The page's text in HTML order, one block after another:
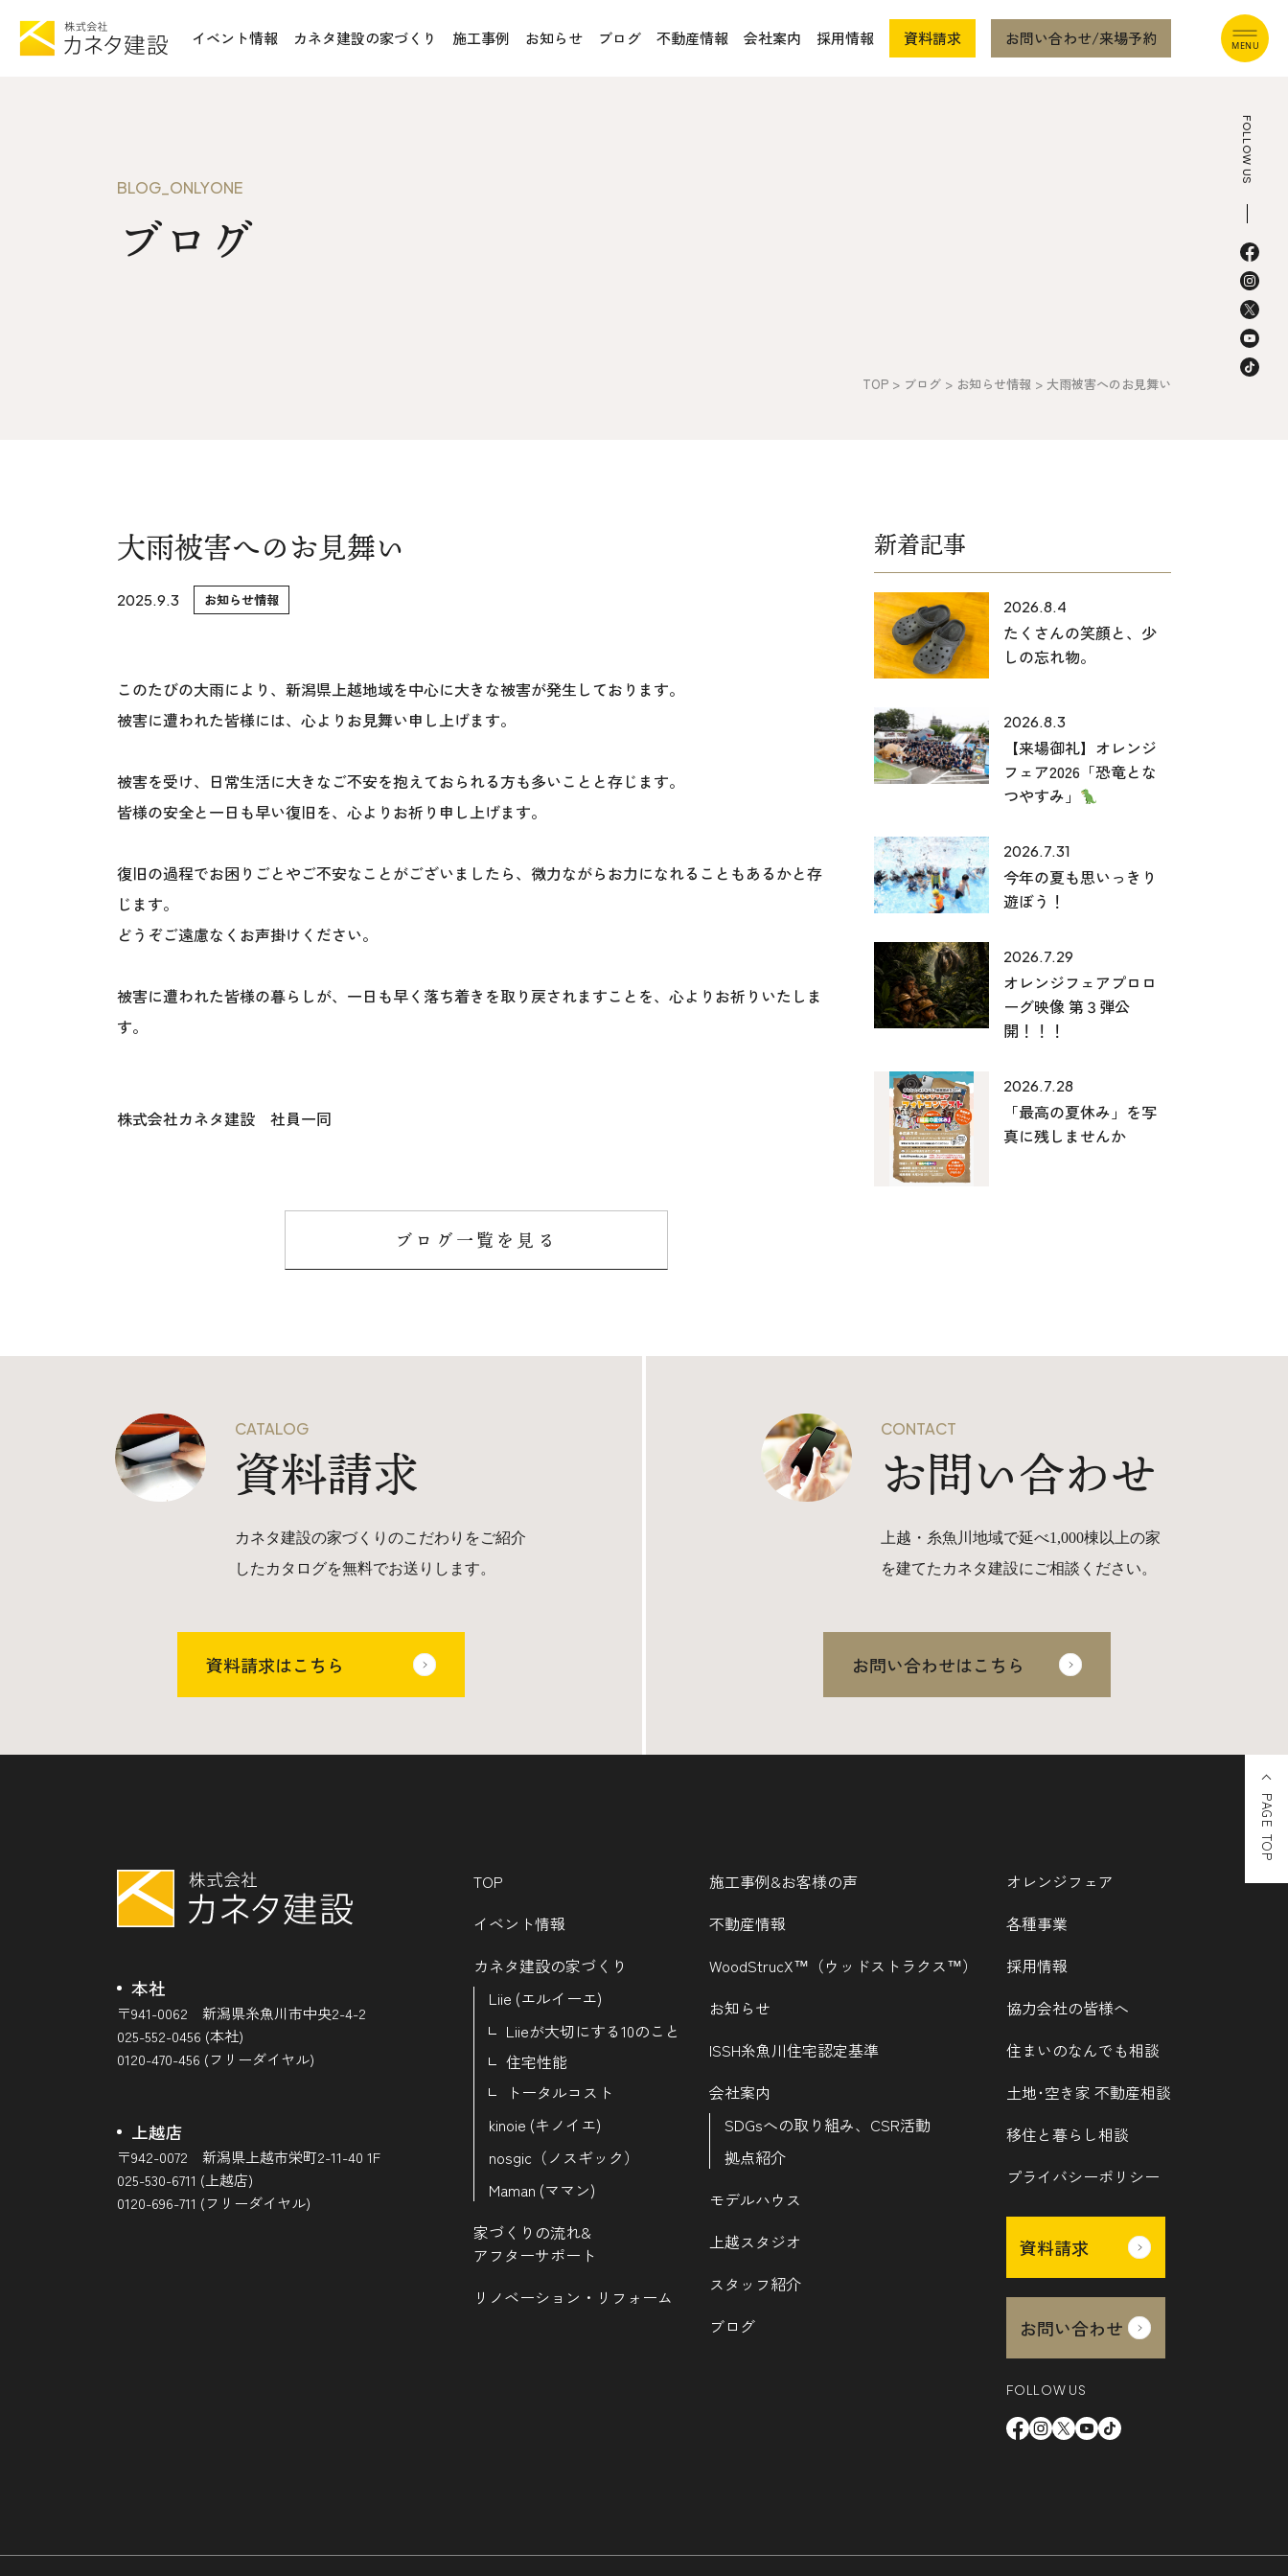
カネタ建設の家づくり
Liie (エルイーエ)
Liieが大切にする10のこと
ブログ
上越店
イベント情報 カネタ建設の家づくり 施工事例 お知らせ ブログ 不動産情報 会社案内 採用情報 資料請求 お問い合わせ/来場予約
FOLLOW US
BLOG_ONLYONE
ブログ
TOP > ブログ > お知らせ情報 > 大雨被害へのお見舞い
大雨被害へのお見舞い
2025.9.3 お知らせ情報
このたびの大雨により、新潟県上越地域を中心に大きな被害が発生しております。
被害に遭われた皆様には、心よりお見舞い申し上げます。
被害を受け、日常生活に大きなご不安を抱えておられる方も多いことと存じます。
皆様の安全と一日も早い復旧を、心よりお祈り申し上げます。
復旧の過程でお困りごとやご不安なことがございましたら、微力ながらお力になれることもあるかと存
じます。
どうぞご遠慮なくお声掛けください。
被害に遭われた皆様の暮らしが、一日も早く落ち着きを取り戻されますことを、心よりお祈りいたしま
す。
株式会社カネタ建設 社員一同
ブログ一覧を見る
新着記事
2026.8.4
たくさんの笑顔と、少
しの忘れ物。
2026.8.3
【来場御礼】オレンジ
フェア2026「恐竜とな
つやすみ」
2026.7.31
今年の夏も思いっきり
遊ぼう！
2026.7.29
オレンジフェアプロロ
ーグ映像 第３弾公
開！！！
2026.7.28
「最高の夏休み」を写
真に残しませんか
CATALOG
資料請求
カネタ建設の家づくりのこだわりをご紹介
したカタログを無料でお送りします。
資料請求はこちら
CONTACT
お問い合わせ
上越・糸魚川地域で延べ1,000棟以上の家
を建てたカネタ建設にご相談ください。
お問い合わせはこちら
本社
〒941-0062 新潟県糸魚川市中央2-4-2
025-552-0456 (本社)
0120-470-456 (フリーダイヤル)
上越店
〒942-0072 新潟県上越市栄町2-11-40 1F
025-530-6711 (上越店)
0120-696-711 (フリーダイヤル)
TOP
イベント情報
カネタ建設の家づくり
Liie (エルイーエ)
Liieが大切にする10のこと
住宅性能
トータルコスト
kinoie (キノイエ)
nosgic（ノスギック）
Maman (ママン)
家づくりの流れ&
アフターサポート
リノベーション・リフォーム
施工事例&お客様の声
不動産情報
WoodStrucX™（ウッドストラクス™）
お知らせ
ISSH糸魚川住宅認定基準
会社案内
SDGsへの取り組み、CSR活動
拠点紹介
モデルハウス
上越スタジオ
スタッフ紹介
ブログ
オレンジフェア
各種事業
採用情報
協力会社の皆様へ
住まいのなんでも相談
土地･空き家 不動産相談
移住と暮らし相談
プライバシーポリシー
資料請求
お問い合わせ
FOLLOW US
PAGE TOP